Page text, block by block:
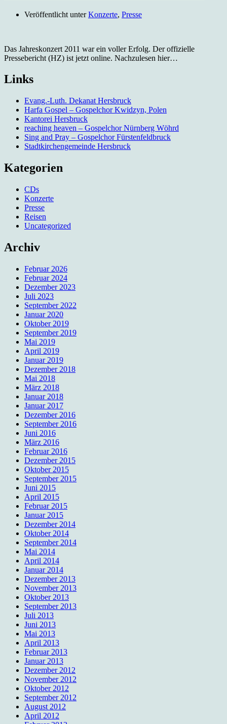
Veröffentlicht unterKonzerte, Presse
Das Jahreskonzert 2011 war ein voller Erfolg. Der offizielle
Pressebericht (HZ) ist jetzt online. Nachzulesen hier…
Links
Evang.-Luth. Dekanat Hersbruck
Harfa Gospel – Gospelchor Kwidzyn, Polen
Kantorei Hersbruck
reaching heaven – Gospelchor Nürnberg Wöhrd
Sing and Pray – Gospelchor Fürstenfeldbruck
Stadtkirchengemeinde Hersbruck
Kategorien
CDs
Konzerte
Presse
Reisen
Uncategorized
Archiv
Februar 2026
Februar 2024
Dezember 2023
Juli 2023
September 2022
Januar 2020
Oktober 2019
September 2019
Mai 2019
April 2019
Januar 2019
Dezember 2018
Mai 2018
März 2018
Januar 2018
Januar 2017
Dezember 2016
September 2016
Juni 2016
März 2016
Februar 2016
Dezember 2015
Oktober 2015
September 2015
Juni 2015
April 2015
Februar 2015
Januar 2015
Dezember 2014
Oktober 2014
September 2014
Mai 2014
April 2014
Januar 2014
Dezember 2013
November 2013
Oktober 2013
September 2013
Juli 2013
Juni 2013
Mai 2013
April 2013
Februar 2013
Januar 2013
Dezember 2012
November 2012
Oktober 2012
September 2012
August 2012
April 2012